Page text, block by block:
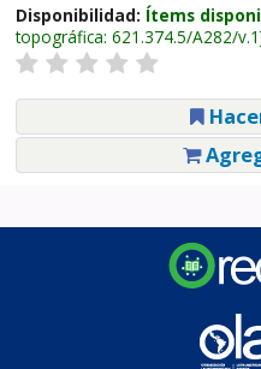
Disponibilidad: Ítems
topográfica: 621.374.5/A282/v.1